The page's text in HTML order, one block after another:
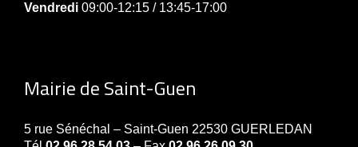
Vendredi 09:00-12:15 / 13:45-17:00
Mairie de Saint-Guen
5 rue Sénéchal – Saint-Guen 22530 GUERLEDAN